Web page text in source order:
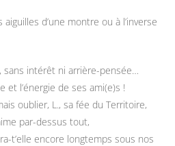
d’une montre ou à l’inverse
sans intérêt ni arrière-pensée…
et l’énergie de ses ami(e)s !
oublier, L., sa fée du Territoire,
par-dessus tout,
t’elle encore longtemps sous nos